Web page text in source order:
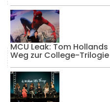
MCU Leak: Tom
Weg zur College-Trilogie